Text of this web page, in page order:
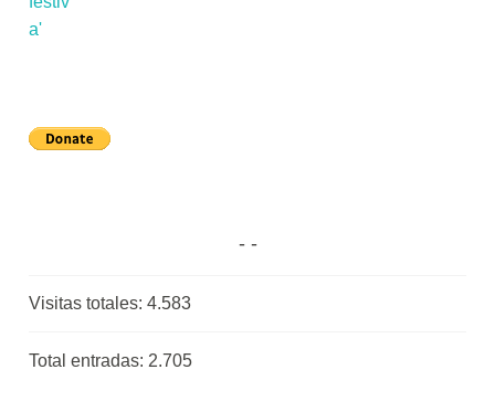
Visitas totales:4.583
Total entradas: 2.705